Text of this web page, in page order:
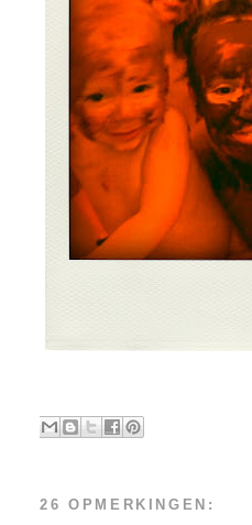
26 OPMERKINGEN: